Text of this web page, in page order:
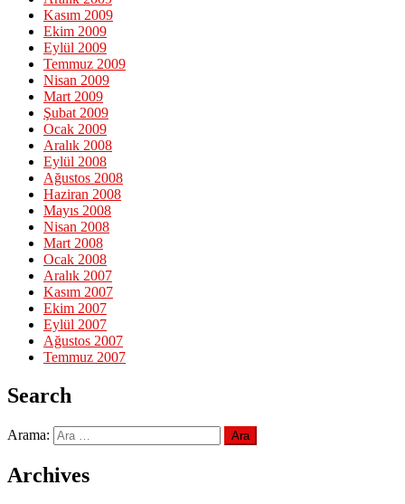
Kasım 2009
Ekim 2009
Eylül 2009
Temmuz 2009
Nisan 2009
Mart 2009
Şubat 2009
Ocak 2009
Aralık 2008
Eylül 2008
Ağustos 2008
Haziran 2008
Mayıs 2008
Nisan 2008
Mart 2008
Ocak 2008
Aralık 2007
Kasım 2007
Ekim 2007
Eylül 2007
Ağustos 2007
Temmuz 2007
Search
Arama:
Archives